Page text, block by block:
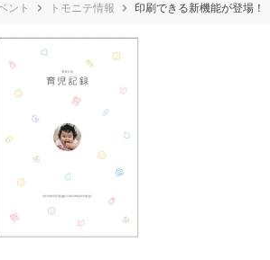
ント トモニテ情報 印刷できる新機能が登場